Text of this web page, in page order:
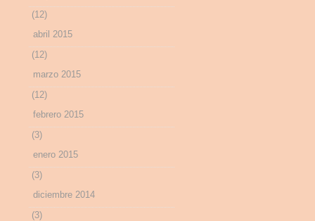
(12)
abril 2015
(12)
marzo 2015
(12)
febrero 2015
(3)
enero 2015
(3)
diciembre 2014
(3)